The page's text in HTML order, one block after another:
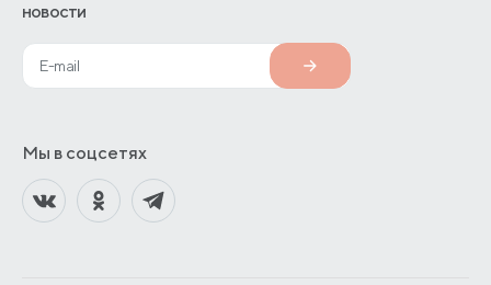
новости
Мы в соцсетях